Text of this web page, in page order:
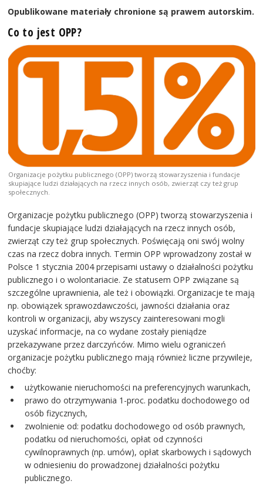
Opublikowane materiały chronione są prawem autorskim.
Co to jest OPP?
Organizacje pożytku publicznego (OPP) tworzą stowarzyszenia i fundacje
skupiające ludzi działających na rzecz innych osób, zwierząt czy też grup
społecznych.
Organizacje pożytku publicznego (OPP) tworzą stowarzyszenia i
fundacje skupiające ludzi działających na rzecz innych osób,
zwierząt czy też grup społecznych. Poświęcają oni swój wolny
czas na rzecz dobra innych. Termin OPP wprowadzony został w
Polsce 1 stycznia 2004 przepisami ustawy o działalności pożytku
publicznego i o wolontariacie. Ze statusem OPP związane są
szczególne uprawnienia, ale też i obowiązki. Organizacje te mają
np. obowiązek sprawozdawczości, jawności działania oraz
kontroli w organizacji, aby wszyscy zainteresowani mogli
uzyskać informacje, na co wydane zostały pieniądze
przekazywane przez darczyńców. Mimo wielu ograniczeń
organizacje pożytku publicznego mają również liczne przywileje,
choćby:
użytkowanie nieruchomości na preferencyjnych warunkach,
prawo do otrzymywania 1-proc. podatku dochodowego od
osób fizycznych,
zwolnienie od: podatku dochodowego od osób prawnych,
podatku od nieruchomości, opłat od czynności
cywilnoprawnych (np. umów), opłat skarbowych i sądowych
w odniesieniu do prowadzonej działalności pożytku
publicznego.